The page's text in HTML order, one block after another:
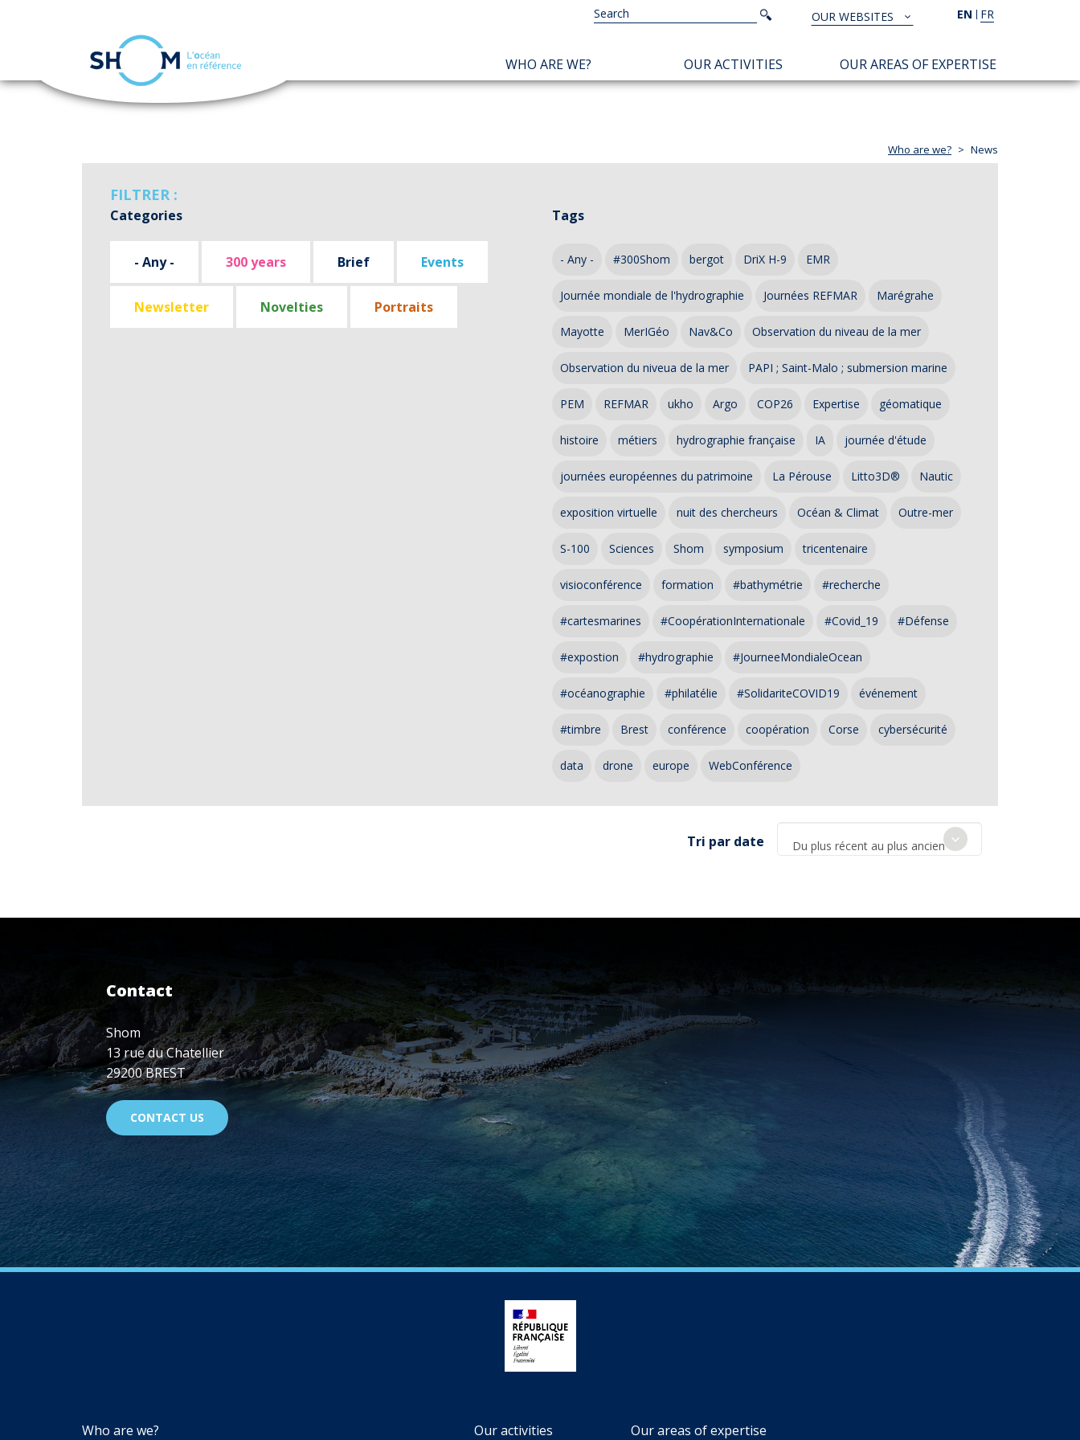
Skip
EN FR
TOUS
NOS
SITES
OUR WEBSITES
Search
Search
NAVIGATION
PRINCIPALE
WHO ARE WE? OUR ACTIVITIES OUR AREAS OF EXPERTISE
Who are we? News
FILTRER :
Categories
- Any - 300 years Brief Events
Newsletter Novelties Portraits
Tags
- Any - #300Shom bergot DriX H-9 EMR
Journée mondiale de l'hydrographie Journées REFMAR Marégrahe
Mayotte MerIGéo Nav&Co Observation du niveau de la mer
Observation du niveua de la mer PAPI ; Saint-Malo ; submersion marine
PEM REFMAR ukho Argo COP26 Expertise géomatique
histoire métiers hydrographie française IA journée d'étude
journées européennes du patrimoine La Pérouse Litto3D® Nautic
exposition virtuelle nuit des chercheurs Océan & Climat Outre-mer
S-100 Sciences Shom symposium tricentenaire
visioconférence formation #bathymétrie #recherche
#cartesmarines #CoopérationInternationale #Covid_19 #Défense
#expostion #hydrographie #JourneeMondialeOcean
#océanographie #philatélie #SolidariteCOVID19 événement
#timbre Brest conférence coopération Corse cybersécurité
data drone europe WebConférence
Tri par date Du plus récent au plus ancien
Contact
Shom
13 rue du Chatellier
29200 BREST
CONTACT US
NAVIGATION
Who are we? Our activities Our areas of expertise